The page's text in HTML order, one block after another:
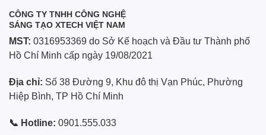
CÔNG TY TNHH CÔNG NGHỆ
SÁNG TẠO XTECH VIỆT NAM
MST: 0316953369 do Sở Kế hoạch và Đầu tư Thành phố
Hồ Chí Minh cấp ngày 19/08/2021
Địa chỉ: Số 38 Đường 9, Khu đô thị Vạn Phúc, Phường
Hiệp Bình, TP Hồ Chí Minh
📞 Hotline: 0901.555.033